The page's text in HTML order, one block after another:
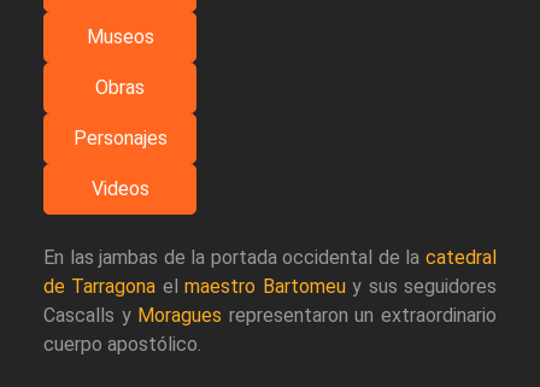
Museos
Obras
Personajes
Videos
En las jambas de la portada occidental de la catedral
de Tarragona elmaestro Bartomeuy sus seguidores
Cascalls y Moragues representaron un extraordinario
cuerpo apostólico.